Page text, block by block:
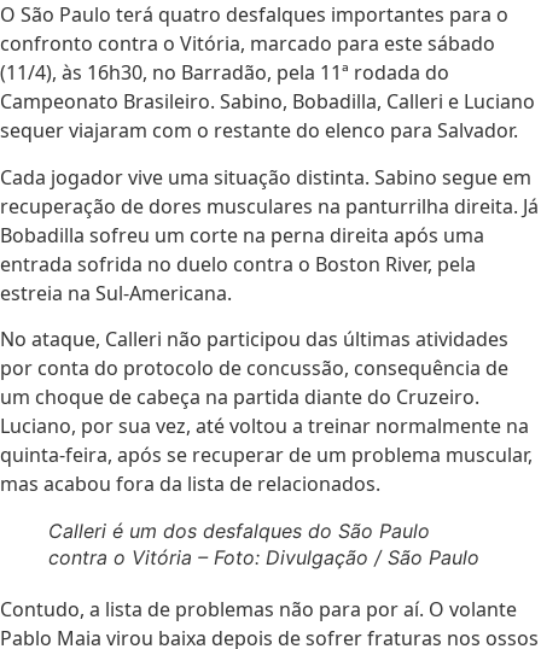
O São Paulo terá quatro desfalques importantes para o
confronto contra o Vitória, marcado para este sábado
(11/4), às 16h30, no Barradão, pela 11ª rodada do
Campeonato Brasileiro. Sabino, Bobadilla, Calleri e Luciano
sequer viajaram com o restante do elenco para Salvador.
Cada jogador vive uma situação distinta. Sabino segue em
recuperação de dores musculares na panturrilha direita. Já
Bobadilla sofreu um corte na perna direita após uma
entrada sofrida no duelo contra o Boston River, pela
estreia na Sul-Americana.
No ataque, Calleri não participou das últimas atividades
por conta do protocolo de concussão, consequência de
um choque de cabeça na partida diante do Cruzeiro.
Luciano, por sua vez, até voltou a treinar normalmente na
quinta-feira, após se recuperar de um problema muscular,
mas acabou fora da lista de relacionados.
Calleri é um dos desfalques do São Paulo
contra o Vitória – Foto: Divulgação / São Paulo
Contudo, a lista de problemas não para por aí. O volante
Pablo Maia virou baixa depois de sofrer fraturas nos ossos